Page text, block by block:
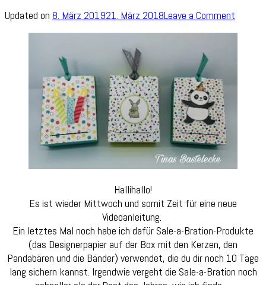
Updated on 8. März 201921. März 2018Leave a Comment
Hallihallo!
Es ist wieder Mittwoch und somit Zeit für eine neue
Videoanleitung.
Ein letztes Mal noch habe ich dafür Sale-a-Bration-Produkte
(das Designerpapier auf der Box mit den Kerzen, den
Pandabären und die Bänder) verwendet, die du dir noch 10 Tage
lang sichern kannst. Irgendwie vergeht die Sale-a-Bration noch